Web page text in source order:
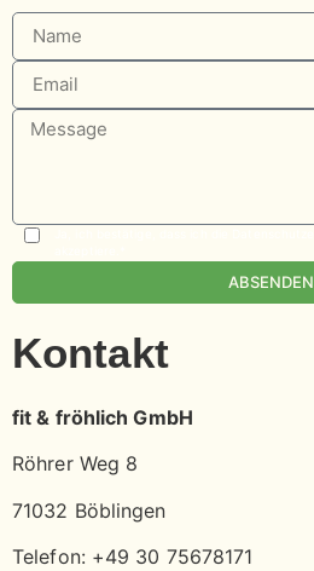
ABSENDEN
Kontakt
fit & fröhlich GmbH
Röhrer Weg 8
71032 Böblingen
Telefon: +49 30 75678171